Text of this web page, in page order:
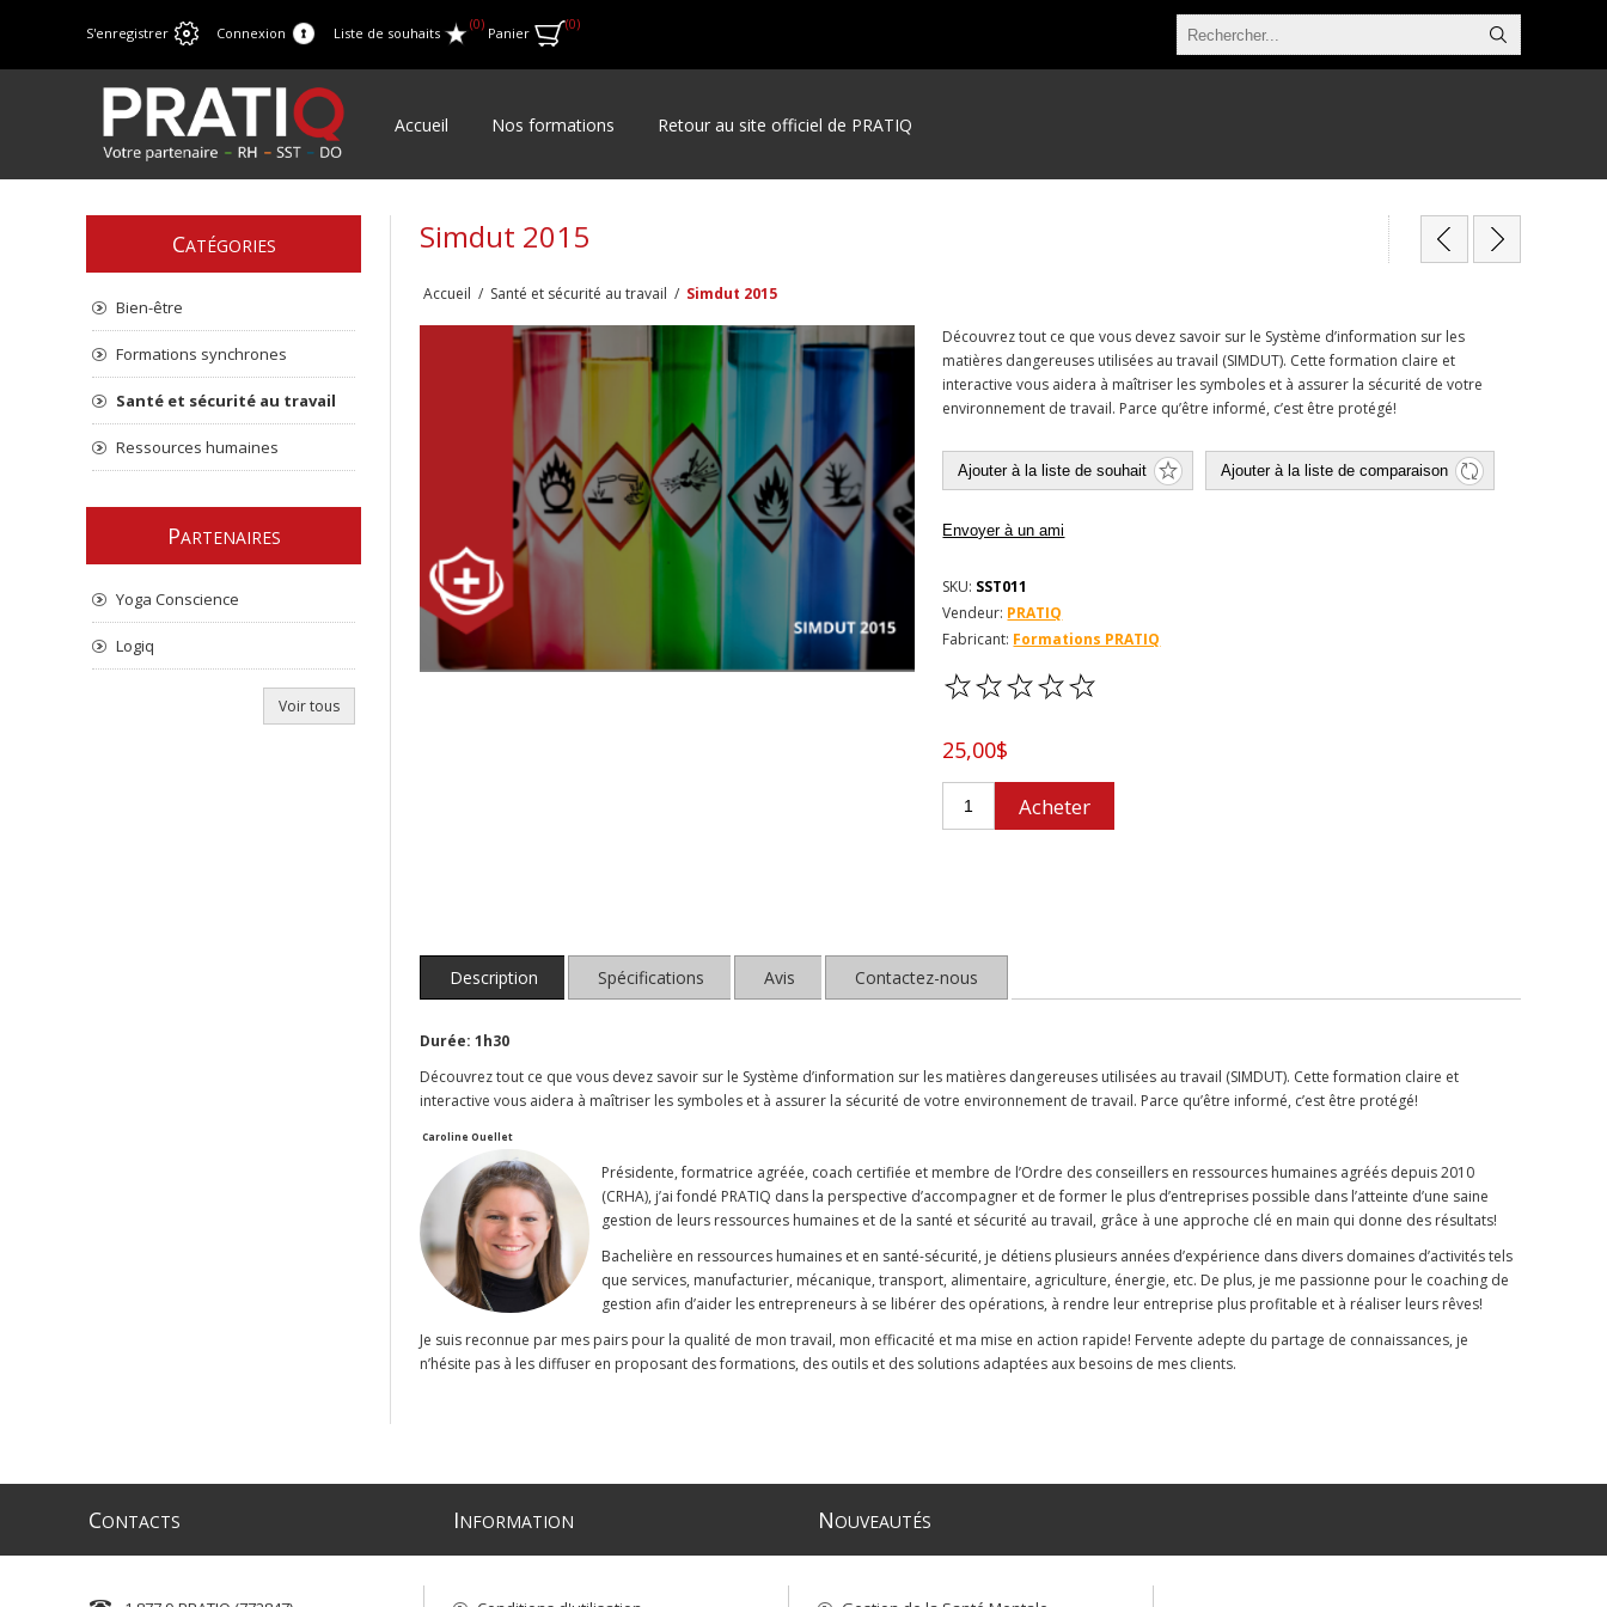
S'enregistrer Connexion Liste de souhaits
(0)
Panier
(0)
Accueil Nos formations Retour au site officiel de PRATIQ
Simdut 2015
Accueil / Santé et sécurité au travail / Simdut 2015
Découvrez tout ce que vous devez savoir sur le Système d’information sur les
matières dangereuses utilisées au travail (SIMDUT). Cette formation claire et
interactive vous aidera à maîtriser les symboles et à assurer la sécurité de votre
environnement de travail. Parce qu’être informé, c’est être protégé!
Ajouter à la liste de souhait Ajouter à la liste de comparaison
Envoyer à un ami
SKU: SST011
Vendeur: PRATIQ
Fabricant: Formations PRATIQ
25,00$
Acheter
Description Spécifications Avis Contactez-nous
Durée: 1h30
Découvrez tout ce que vous devez savoir sur le Système d’information sur les matières dangereuses utilisées au travail (SIMDUT). Cette formation claire et
interactive vous aidera à maîtriser les symboles et à assurer la sécurité de votre environnement de travail. Parce qu’être informé, c’est être protégé!
Caroline Ouellet
Présidente, formatrice agréée, coach certifiée et membre de l’Ordre des conseillers en ressources humaines agréés depuis 2010
(CRHA), j’ai fondé PRATIQ dans la perspective d’accompagner et de former le plus d’entreprises possible dans l’atteinte d’une saine
gestion de leurs ressources humaines et de la santé et sécurité au travail, grâce à une approche clé en main qui donne des résultats!
Bachelière en ressources humaines et en santé-sécurité, je détiens plusieurs années d’expérience dans divers domaines d’activités tels
que services, manufacturier, mécanique, transport, alimentaire, agriculture, énergie, etc. De plus, je me passionne pour le coaching de
gestion afin d’aider les entrepreneurs à se libérer des opérations, à rendre leur entreprise plus profitable et à réaliser leurs rêves!
Je suis reconnue par mes pairs pour la qualité de mon travail, mon efficacité et ma mise en action rapide! Fervente adepte du partage de connaissances, je
n’hésite pas à les diffuser en proposant des formations, des outils et des solutions adaptées aux besoins de mes clients.
CATÉGORIES
Bien-être
Formations synchrones
Santé et sécurité au travail
Ressources humaines
PARTENAIRES
Yoga Conscience
Logiq
Voir tous
CONTACTS INFORMATION NOUVEAUTÉS